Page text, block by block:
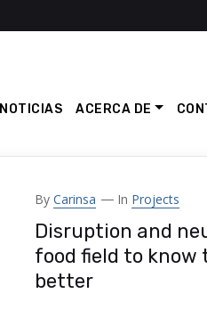
NOTICIAS ACERCA DE
By Carinsa In Projects
Disruption and
food field to know
better